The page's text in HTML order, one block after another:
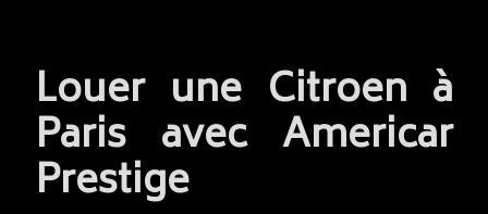
Louer une Citroen à
Paris avec Americar
Prestige